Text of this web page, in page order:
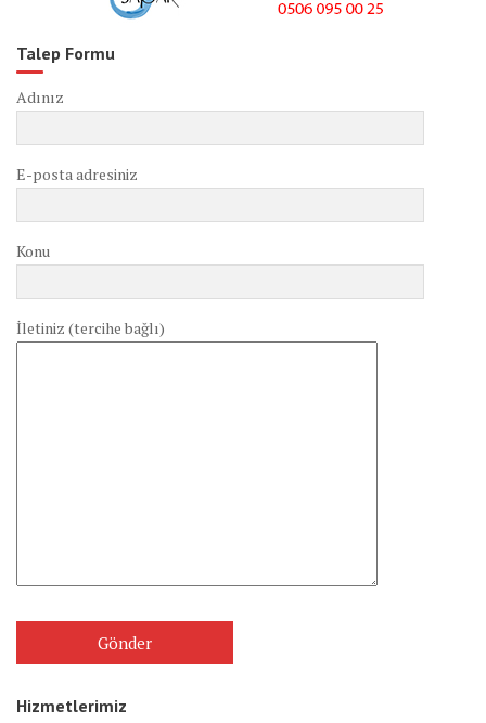
Talep Formu
Adınız
E-posta adresiniz
Konu
İletiniz (tercihe bağlı)
Hizmetlerimiz